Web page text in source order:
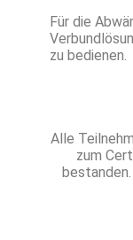
Für die
zu bedienen.
Alle
zum